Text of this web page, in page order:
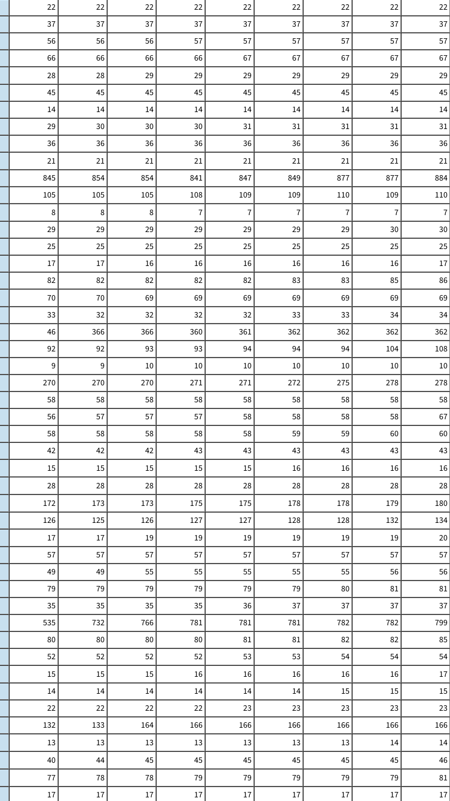
22 22 22 22 22 22 22 22
22
37 37 37 37 37 37 37 37
37
56 56 56 57 57 57 57 57
57
66 66 66 66 67 67 67 67
67
28 28 29 29 29 29 29 29
29
45 45 45 45 45 45 45 45
45
14 14 14 14 14 14 14 14
14
29 30 30 30 31 31 31 31
31
36 36 36 36 36 36 36 36
36
21 21 21 21 21 21 21 21
21
845 854 854 841 847 849 877 877
884
105 105 105 108 109 109 110 109
110
8 8 8 7 7 7 7 7
7
29 29 29 29 29 29 29 30
30
25 25 25 25 25 25 25 25
25
17 17 16 16 16 16 16 16
17
82 82 82 82 82 83 83 85
86
70 70 69 69 69 69 69 69
69
33 32 32 32 32 33 33 34
34
46 366 366 360 361 362 362 362
362
92 92 93 93 94 94 94 104
108
9 9 10 10 10 10 10 10
10
270 270 270 271 271 272 275 278
278
58 58 58 58 58 58 58 58
58
56 57 57 57 58 58 58 58
67
58 58 58 58 58 59 59 60
60
42 42 42 43 43 43 43 43
43
15 15 15 15 15 16 16 16
16
28 28 28 28 28 28 28 28
28
172 173 173 175 175 178 178 179
180
126 125 126 127 127 128 128 132
134
17 17 19 19 19 19 19 19
20
57 57 57 57 57 57 57 57
57
49 49 55 55 55 55 55 56
56
79 79 79 79 79 79 80 81
81
35 35 35 35 36 37 37 37
37
535 732 766 781 781 781 782 782
799
80 80 80 80 81 81 82 82
85
52 52 52 52 53 53 54 54
54
15 15 15 16 16 16 16 16
17
14 14 14 14 14 14 15 15
15
22 22 22 22 23 23 23 23
23
132 133 164 166 166 166 166 166
166
13 13 13 13 13 13 13 14
14
40 44 45 45 45 45 45 45
46
77 78 78 79 79 79 79 79
81
17 17 17 17 17 17 17 17
17